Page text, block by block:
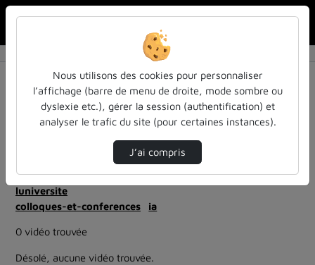
Résultats de la recherche
Filtres actifs (cliquer pour en retirer) :
education
Allemand
ia-lintelligence-artificielle-approches-et-usages-a-
ia-lintelligence-artificielle-approches-et-usages-a-
luniversite
colloques-et-conferences
ia
0 vidéo trouvée
Désolé, aucune vidéo trouvée.
Nous utilisons des cookies pour personnaliser
l’affichage (barre de menu de droite, mode sombre ou
dyslexie etc.), gérer la session (authentification) et
analyser le trafic du site (pour certaines instances).
J’ai compris